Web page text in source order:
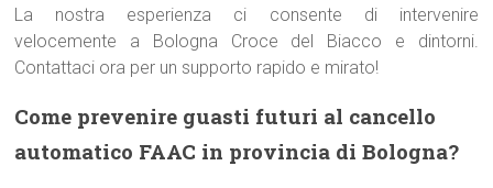
La nostra esperienza ci consente di intervenire
velocemente a Bologna Croce del Biacco e dintorni.
Contattaci ora per un supporto rapido e mirato!
Come prevenire guasti futuri al cancello
automatico FAAC in provincia di Bologna?